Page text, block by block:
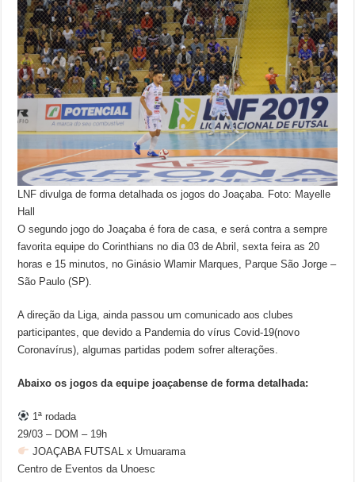
LNF divulga de forma detalhada os jogos do Joaçaba. Foto: Mayelle
Hall
O segundo jogo do Joaçaba é fora de casa, e será contra a sempre
favorita equipe do Corinthians no dia 03 de Abril, sexta feira as 20
horas e 15 minutos, no Ginásio Wlamir Marques, Parque São Jorge –
São Paulo (SP).
A direção da Liga, ainda passou um comunicado aos clubes
participantes, que devido a Pandemia do vírus Covid-19(novo
Coronavírus), algumas partidas podem sofrer alterações.
Abaixo os jogos da equipe joaçabense de forma detalhada:
1ª rodada
29/03 – DOM – 19h
JOAÇABA FUTSAL x Umuarama
Centro de Eventos da Unoesc